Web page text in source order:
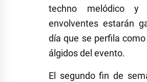
techno melódico
envolventes estarán
día que se perfila
álgidos del evento.
El segundo fin de